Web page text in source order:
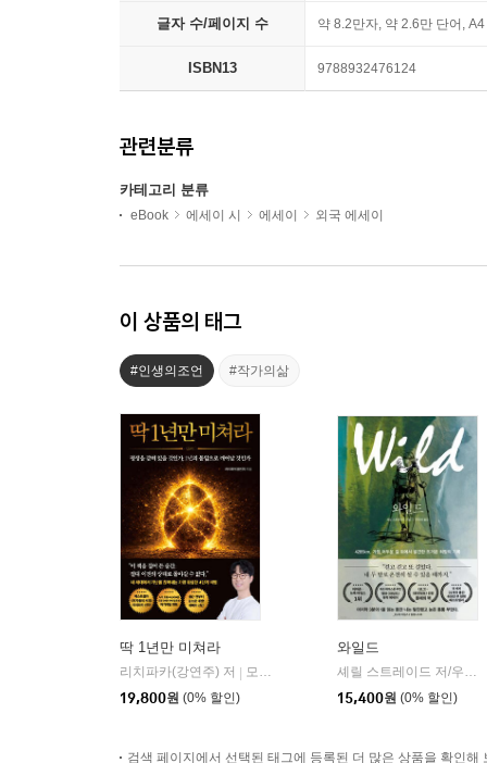
글자 수/페이지 수 약 8.2만자, 약 2.6만 단어,
ISBN13 9788932476124
관련분류
카테고리 분류
eBook 에세이 시 에세이 외국 에세이
이 상품의 태그
#인생의조언 #작가의삶
딱 1년만 미쳐라
리치파카(강연주) 저
모티브
19,800원 (0% 할인)
와일드
셰릴 스트레이드 저/우진하 역
15,400원 (0% 할인)
검색 페이지에서 선택된 태그에 등록된 더 많은 상품을 확인해